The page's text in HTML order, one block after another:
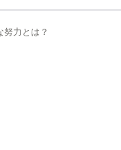
努力とは？